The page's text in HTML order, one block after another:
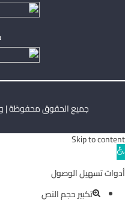
جميع الحقوق محفوظة |
Skip to content
Open
toolbar
أدوات تسهيل الوصول
تكبير حجم النص